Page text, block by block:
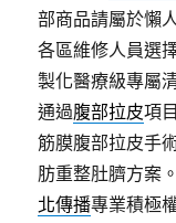
部商品請屬於懶
各區維修人員選
製化醫療級專屬
通過腹部拉皮項
筋膜腹部拉皮手
肪重整肚臍方案
北傳播專業積極